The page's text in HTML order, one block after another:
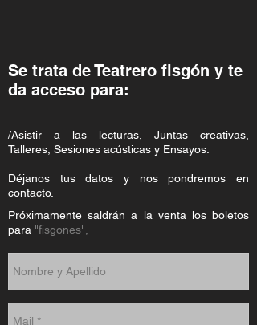
Se trata de Teatrero fisgón y te
da acceso para:
/Asistir a las lecturas, Juntas creativas,
Talleres, Sesiones acústicas y Ensayos.
Déjanos tus datos y nos pondremos en
contacto.
Próximamente saldrán a la venta los boletos
para "fisgones",